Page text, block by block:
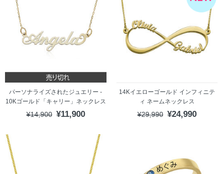
パーソナライズされたジュエリー -
10Kゴールド「キャリー」ネックレス
¥14,900 ¥11,900
14Kイエローゴールド インフィニテ
ィ ネームネックレス
¥29,990 ¥24,990